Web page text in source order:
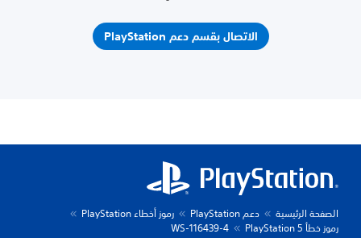
الاتصال بقسم دعم PlayStation
الصفحة الرئيسية دعم PlayStation
رموز أخطاء PlayStation
رموز خطأ PlayStation 5
WS-116439-4